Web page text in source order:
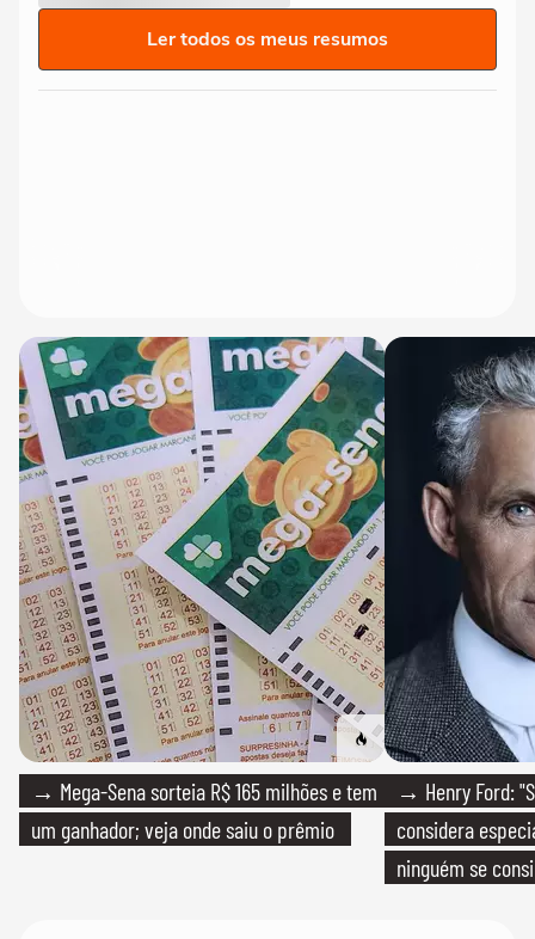
Ler todos os meus resumos
→ Mega-Sena sorteia R$ 165 milhões e tem
um ganhador; veja onde saiu o prêmio
→ Henry Ford:
considera
ninguém se